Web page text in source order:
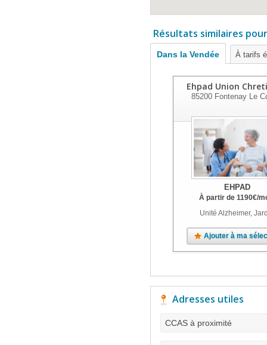
Résultats similaires
Dans la Vendée À tarifs
Ehpad Union
85200 Fontenay Le
EHPAD
À partir de 1190€/
Unité Alzheimer,
Ajouter à ma
Adresses utiles
CCAS à proximité